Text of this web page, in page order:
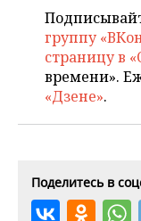
ЭНЕРГЕТИКА
БИЗНЕС-БРАНЧИ
ONLINE-
ОТКРЫТАЯ
ФУТБОЛ
ХОККЕЙ
БАСКЕТБОЛ
КИБЕРСПОРТ
НОВОСТИ
ВЛАСТЬ
КУЛЬТУРА
ФОТОГАЛЕРЕЯ
СЮЖЕТЫ
СПРАВОЧНИК
СПИСОК
группу
страницу в
времени».
«Дзене».
Поделитесь в